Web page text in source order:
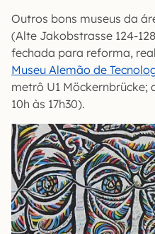
Outros bons museus da
(Alte Jakobstrasse 124-
fechada para reforma,
Museu Alemão de
metrô U1 Möckernbrücke;
10h às 17h30).